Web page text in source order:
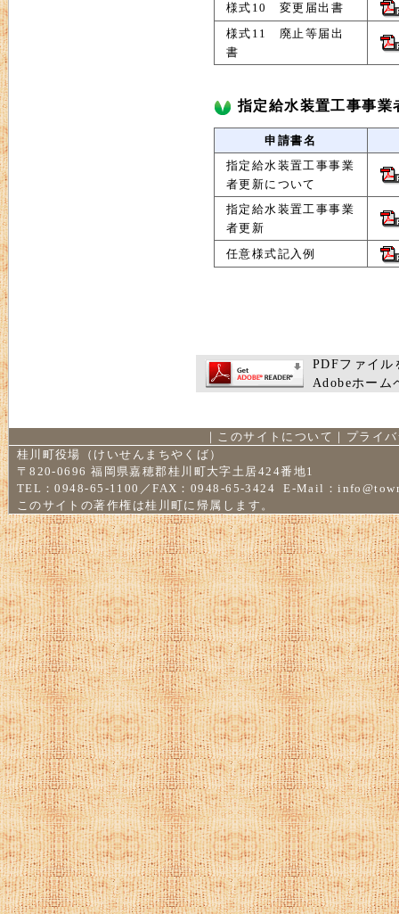
様式10 変更届出書
様式11 廃止等届出
書
指定給水装置工事事業
申請書名
指定給水装置工事事業
者更新について
指定給水装置工事事業
者更新
任意様式記入例
PDFファイ
Adobeホーム
｜ このサイトについて ｜ プライ
桂川町役場（けいせんまちやくば）
〒820-0696 福岡県嘉穂郡桂川町大字土居424番地1
TEL：0948-65-1100／FAX：0948-65-3424 E-Mail：
このサイトの著作権は桂川町に帰属します。